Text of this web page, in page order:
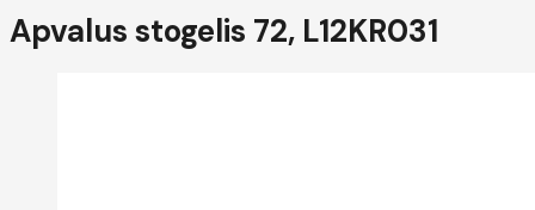
Apvalus stogelis 72, L12KR031